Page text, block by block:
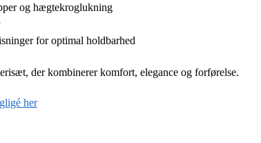
og hægtekroglukning
for optimal holdbarhed
der kombinerer komfort, elegance og forførelse.
her